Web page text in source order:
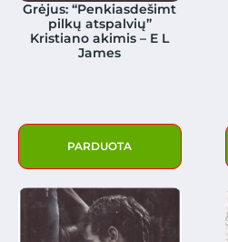
Grėjus: “Penkiasdešimt
pilkų atspalvių”
Kristiano akimis – E L
James
PARDUOTA